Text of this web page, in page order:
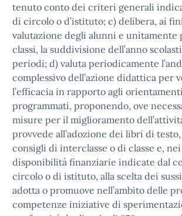
tenuto conto dei criteri generali
di circolo o d’istituto; c) delibera, ai
valutazione degli alunni e unitamente
classi, la suddivisione dell’anno
periodi; d) valuta periodicamente
complessivo dell’azione didattica per
l’efficacia in rapporto agli
programmati, proponendo, ove
misure per il miglioramento
provvede all’adozione dei libri di
consigli di interclasse o di classe e,
disponibilità finanziarie indicate dal
circolo o di istituto, alla scelta dei
adotta o promuove nell’ambito delle
competenze iniziative di